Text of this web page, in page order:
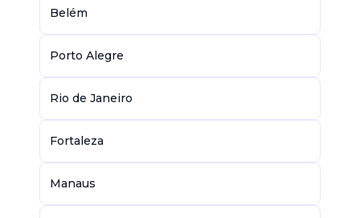
Belém
Porto Alegre
Rio de Janeiro
Fortaleza
Manaus